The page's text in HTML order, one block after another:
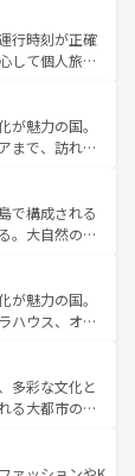
化を体験で
コンテンツ一覧
い。
フタヌーン
、サッカー観
イギリスを旅
行時刻が正確
して個人旅行
ユニークな
も満喫する
高いが、旅行
、新
ほしい。
魅力の国。
まで、訪れる
ンターテイ
方、アメリカ
ンやイエロー
した独特の
る魅力を楽
ることができ
で構成される
。大自然の神
えばオアフ
ウアイ島が
じめ、豊かな
るハワイの
ミュージッ
イの魅力を彩
魅力の国。
ハウス、オー
アーズロッ
の熱帯雨林な
イン、オージ
ィンやダイ
はたまらな
多彩な文化と
る大都市の台
都市の喧騒
新しい発見と